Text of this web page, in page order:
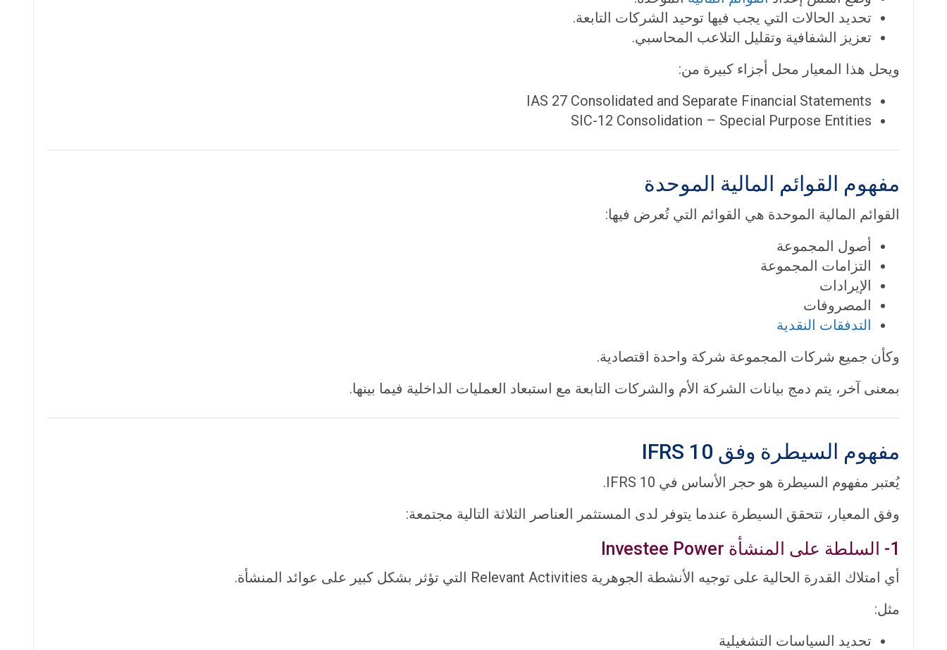
تحديد الحالات التي يجب فيها توحيد الشركات التابعة.
تعزيز الشفافية وتقليل التلاعب المحاسبي.
ويحل هذا المعيار محل أجزاء كبيرة من:
IAS 27 Consolidated and Separate Financial Statements
SIC-12 Consolidation – Special Purpose Entities
مفهوم القوائم المالية الموحدة
القوائم المالية الموحدة هي القوائم التي تُعرض فيها:
أصول المجموعة
التزامات المجموعة
الإيرادات
المصروفات
التدفقات النقدية
وكأن جميع شركات المجموعة شركة واحدة اقتصادية.
بمعنى آخر، يتم دمج بيانات الشركة الأم والشركات التابعة مع استبعاد العمليات الداخلية فيما بينها.
مفهوم السيطرة وفق IFRS 10
يُعتبر مفهوم السيطرة هو حجر الأساس في IFRS 10.
وفق المعيار، تتحقق السيطرة عندما يتوفر لدى المستثمر العناصر الثلاثة التالية مجتمعة:
1- السلطة على المنشأة Investee Power
أي امتلاك القدرة الحالية على توجيه الأنشطة الجوهرية Relevant Activities التي تؤثر بشكل كبير على عوائد المنشأة.
مثل:
تحديد السياسات التشغيلية